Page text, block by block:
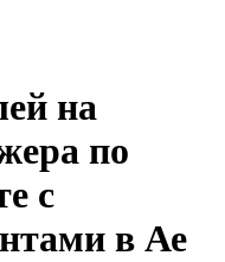
на
по
с
в Ае